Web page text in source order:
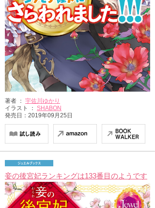
著者 ： 宇佐川ゆかり
イラスト ： SHABON
発売日：2019年09月25日
妾の後宮妃ランキングは133番目のようです